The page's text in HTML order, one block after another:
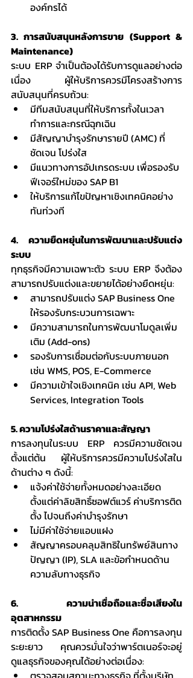
องค์กรได้
3. การสนับสนุนหลังการขาย (Support &
Maintenance)
ระบบ ERP จำเป็นต้องได้รับการดูแลอย่างต่อ
เนื่อง ผู้ให้บริการควรมีโครงสร้างการ
สนับสนุนที่ครบถ้วน:
มีทีมสนับสนุนที่ให้บริการทั้งในเวลา
ทำการและกรณีฉุกเฉิน
มีสัญญาบำรุงรักษารายปี (AMC) ที่
ชัดเจน โปร่งใส
มีแนวทางการอัปเกรดระบบ เพื่อรองรับ
ฟีเจอร์ใหม่ของ SAP B1
ให้บริการแก้ไขปัญหาเชิงเทคนิคอย่าง
ทันท่วงที
4. ความยืดหยุ่นในการพัฒนาและปรับแต่ง
ระบบ
ทุกธุรกิจมีความเฉพาะตัว ระบบ ERP จึงต้อง
สามารถปรับแต่งและขยายได้อย่างยืดหยุ่น:
สามารถปรับแต่ง SAP Business One
ให้รองรับกระบวนการเฉพาะ
มีความสามารถในการพัฒนาโมดูลเพิ่ม
เติม (Add-ons)
รองรับการเชื่อมต่อกับระบบภายนอก
เช่น WMS, POS, E-Commerce
มีความเข้าใจเชิงเทคนิค เช่น API, Web
Services, Integration Tools
5. ความโปร่งใสด้านราคาและสัญญา
การลงทุนในระบบ ERP ควรมีความชัดเจน
ตั้งแต่ต้น ผู้ให้บริการควรมีความโปร่งใสใน
ด้านต่าง ๆ ดังนี้:
แจ้งค่าใช้จ่ายทั้งหมดอย่างละเอียด
ตั้งแต่ค่าลิขสิทธิ์ซอฟต์แวร์ ค่าบริการติด
ตั้ง ไปจนถึงค่าบำรุงรักษา
ไม่มีค่าใช้จ่ายแอบแฝง
สัญญาครอบคลุมสิทธิในทรัพย์สินทาง
ปัญญา (IP), SLA และข้อกำหนดด้าน
ความลับทางธุรกิจ
6. ความน่าเชื่อถือและชื่อเสียงใน
อุตสาหกรรม
การติดตั้ง SAP Business One คือการลงทุน
ระยะยาว คุณควรมั่นใจว่าพาร์ตเนอร์จะอยู่
ดูแลธุรกิจของคุณได้อย่างต่อเนื่อง: